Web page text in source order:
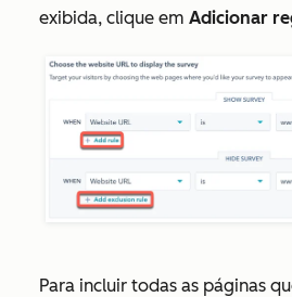
exibida, clique em Adicionar
Para incluir todas as páginas